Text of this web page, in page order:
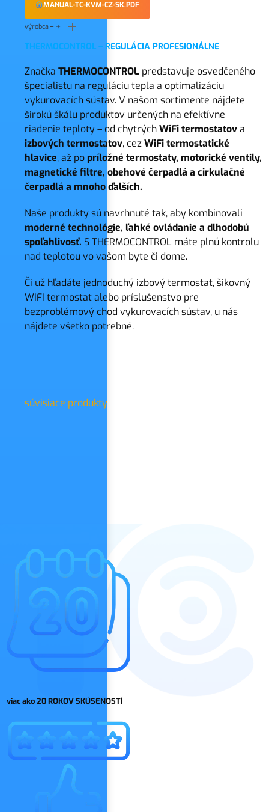
MANUAL-TC-KVM-CZ-SK.PDF
výrobca
THERMOCONTROL – REGULÁCIA PROFESIONÁLNE
ZnačkaTHERMOCONTROL predstavuje osvedčeného
špecialistu na reguláciu tepla a optimalizáciu
vykurovacích sústav. V našom sortimente nájdete
širokú škálu produktov určených na efektívne
riadenie teploty – od chytrýchWiFi termostatova
izbových termostatov, cezWiFi termostatické
hlavice, až po príložné termostaty, motorické ventily,
magnetické filtre, obehové čerpadlá a cirkulačné
čerpadlá a mnoho ďalších.
Naše produkty sú navrhnuté tak, aby kombinovali
moderné technológie, ľahké ovládanie a dlhodobú
spoľahlivosť. S THERMOCONTROL máte plnú kontrolu
nad teplotou vo vašom byte či dome.
Či už hľadáte jednoduchý izbový termostat, šikovný
WIFI termostat alebo príslušenstvo pre
bezproblémový chod vykurovacích sústav, u nás
nájdete všetko potrebné.
súvisiace produkty
viac ako 20 ROKOV SKÚSENOSTÍ